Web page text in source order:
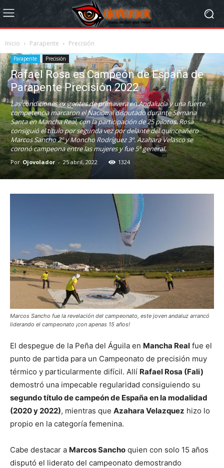
Inicio Parapente Precisión
Parapente Precisión
Rafael Rosa es Campeón de España de
Parapente Precisión 2022
Las condiciones exigentes de primavera en Andalucía y una fuerte
competencia marcaron el Nacional disputado durante Semana
Santa en Mancha Real, con la participación de 25 pilotos. Rosa
consiguió el título por segunda vez por delante del quinceañero
Marcos Sancho 2º y Moncho Rodríguez 3º. Azahara Velasco se
coronó campeona entre las mujeres y fue 5ª general.
Por Ojovolador - 25 abril, 2022 1324
Marcos Sancho fue la revelación del campeonato, este joven andaluz arrancó
liderando el campeonato ¡con apenas 15 años!
El despegue de la Peña del Águila en Mancha Real fue el
punto de partida para un Campeonato de precisión muy
térmico y particularmente difícil. Allí Rafael Rosa (Fali)
demostró una impecable regularidad consiguiendo su
segundo título de campeón de España en la modalidad
(2020 y 2022), mientras que Azahara Velazquez hizo lo
propio en la categoría femenina.
Cabe destacar a Marcos Sancho quien con solo 15 años
disputó el liderato del campeonato demostrando